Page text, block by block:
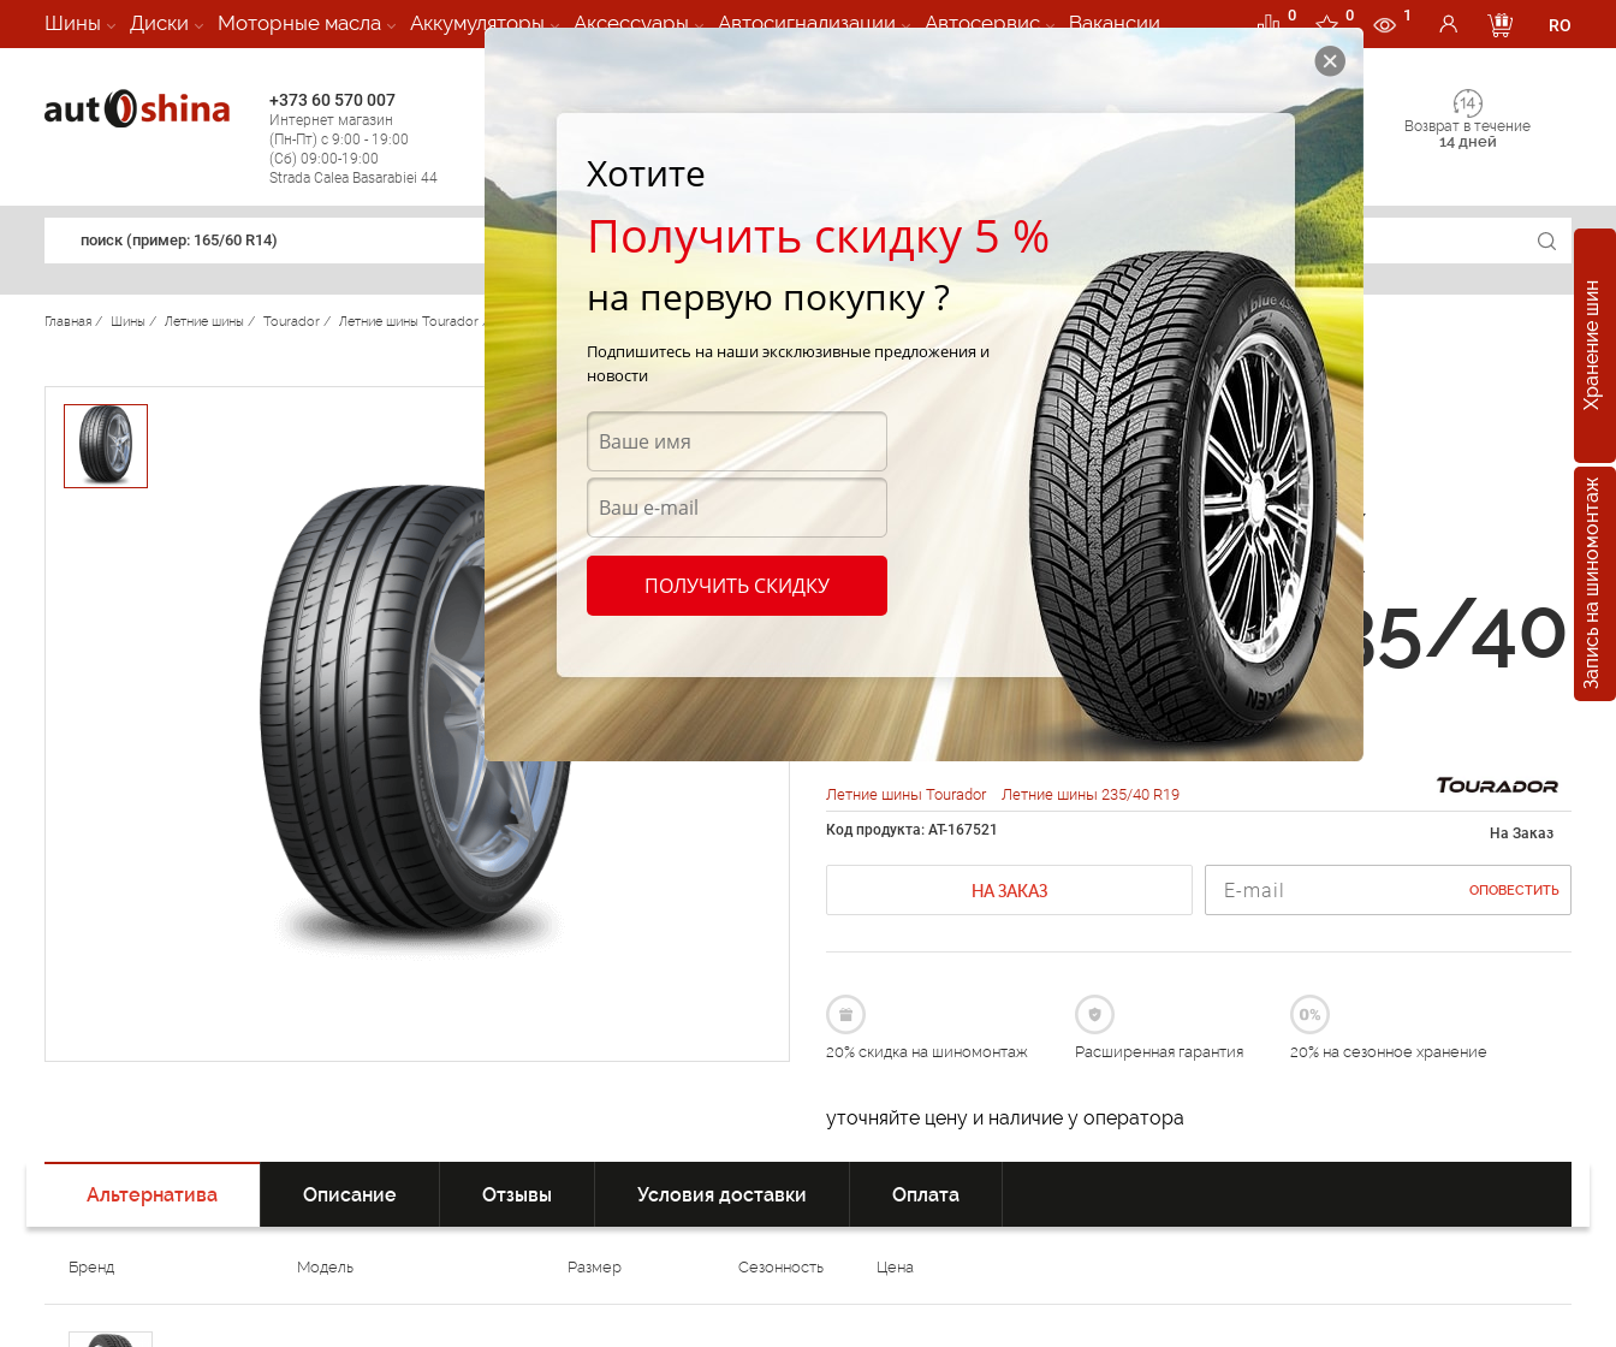
Шины Диски Моторные масла Аккумуляторы Аксессуары Автосигнализации Автосервис Вакансии 0 0 1
RO
+373 60 570 007
Интернет магазин
(Пн-Пт) с 9:00 - 19:00
(Сб) 09:00-19:00
Strada Calea Basarabiei 44
Мобильный шиномонтаж 24/7
Возврат в течение
14 дней
поиск (примеp: 165/60 R14)
Хранение шин
Запись на шиномонтаж
Главная / Шины / Летние шины / Tourador / Летние шины Tourador / X SPEED TU1 TOURADOR X SPEED TU1 235/40 R19 96Y
Летние шины
TOURADOR X
SPEED TU1 235/40
R19 96Y
Летние шины Tourador Летние шины 235/40 R19
Код продукта: AT-167521 На Заказ
НА ЗАКАЗ ОПОВЕСТИТЬ
20% скидка на шиномонтаж Расширенная гарантия 20% на сезонное хранение
уточняйте цену и наличие у оператора
Альтернатива Описание Отзывы Условия доставки Оплата
Бренд Модель Размер Сезонность Цена
Хотите
Получить скидку 5 %
на первую покупку ?
Подпишитесь на наши эксклюзивные предложения и
новости
ПОЛУЧИТЬ СКИДКУ